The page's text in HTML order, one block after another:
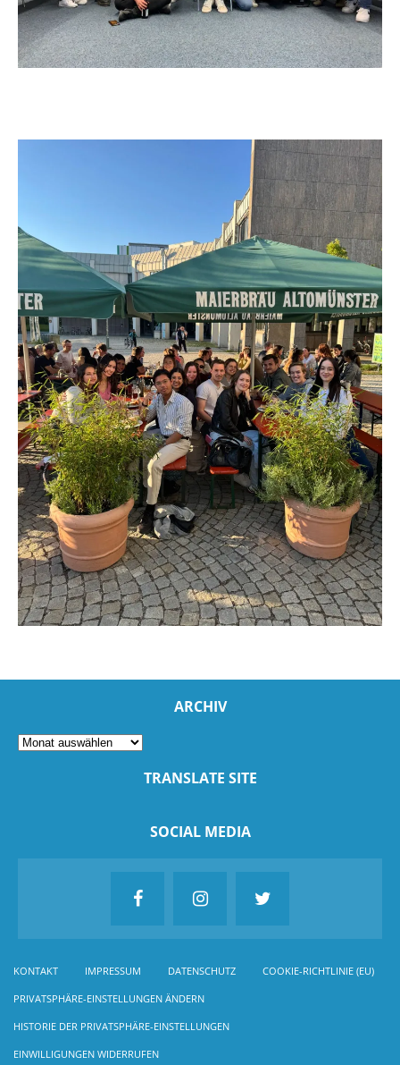
ARCHIV
TRANSLATE SITE
SOCIAL MEDIA
KONTAKT IMPRESSUM DATENSCHUTZ COOKIE-RICHTLINIE (EU)
PRIVATSPHÄRE-EINSTELLUNGEN ÄNDERN
HISTORIE DER PRIVATSPHÄRE-EINSTELLUNGEN
EINWILLIGUNGEN WIDERRUFEN